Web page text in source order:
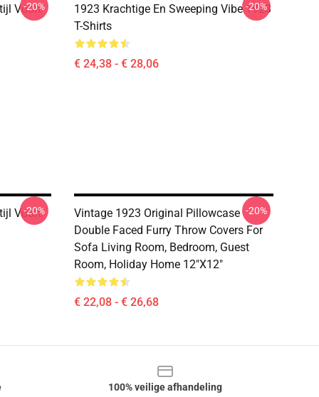
Voort
-20%
1923 Krachtige En Sweeping Vibe 1923
T-Shirts
€ 24,38 - € 28,06
-20%
Voort
-20%
Vintage 1923 Original Pillowcase
Double Faced Furry Throw Covers For
Sofa Living Room, Bedroom, Guest
Room, Holiday Home 12"x12"
€ 22,08 - € 26,68
-20%
100% veilige afhandeling